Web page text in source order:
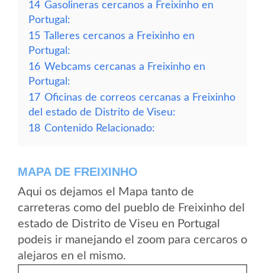
14 Gasolineras cercanos a Freixinho en
Portugal:
15 Talleres cercanos a Freixinho en
Portugal:
16 Webcams cercanas a Freixinho en
Portugal:
17 Oficinas de correos cercanas a Freixinho
del estado de Distrito de Viseu:
18 Contenido Relacionado:
MAPA DE FREIXINHO
Aqui os dejamos el Mapa tanto de
carreteras como del pueblo de Freixinho del
estado de Distrito de Viseu en Portugal
podeis ir manejando el zoom para cercaros o
alejaros en el mismo.